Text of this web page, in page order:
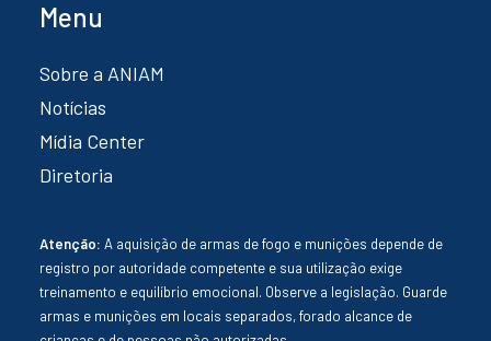
Menu
Sobre a ANIAM
Notícias
Mídia Center
Diretoria
Atenção: A aquisição de armas de fogo e munições depende de
registro por autoridade competente e sua utilização exige
treinamento e equilíbrio emocional. Observe a legislação. Guarde
armas e munições em locais separados, forado alcance de